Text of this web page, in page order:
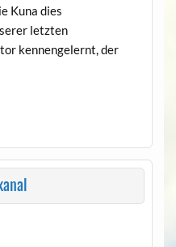
Kuna dies
letzten
kennengelernt, der